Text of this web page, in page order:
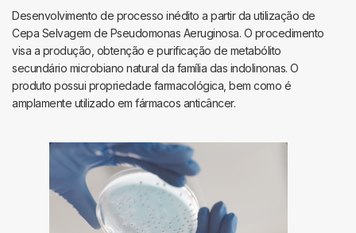
Desenvolvimento de processo inédito a partir da utilização de
Cepa Selvagem de Pseudomonas Aeruginosa. O procedimento
visa a produção, obtenção e purificação de metabólito
secundário microbiano natural da família das indolinonas. O
produto possui propriedade farmacológica, bem como é
amplamente utilizado em fármacos anticâncer.